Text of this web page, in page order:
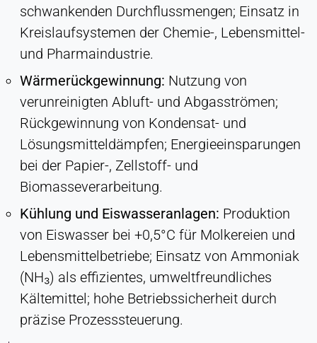
schwankenden Durchflussmengen; Einsatz in
Kreislaufsystemen der Chemie-, Lebensmittel-
und Pharmaindustrie.
Wärmerückgewinnung: Nutzung von
verunreinigten Abluft- und Abgasströmen;
Rückgewinnung von Kondensat- und
Lösungsmitteldämpfen; Energieeinsparungen
bei der Papier-, Zellstoff- und
Biomasseverarbeitung.
Kühlung und Eiswasseranlagen: Produktion
von Eiswasser bei +0,5°C für Molkereien und
Lebensmittelbetriebe; Einsatz von Ammoniak
(NH₃) als effizientes, umweltfreundliches
Kältemittel; hohe Betriebssicherheit durch
präzise Prozesssteuerung.